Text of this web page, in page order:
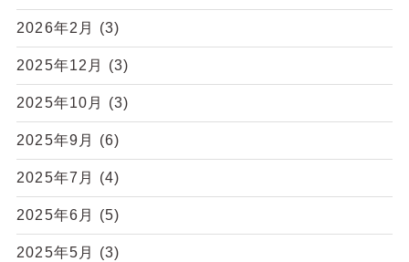
2026年2月 (3)
2025年12月 (3)
2025年10月 (3)
2025年9月 (6)
2025年7月 (4)
2025年6月 (5)
2025年5月 (3)